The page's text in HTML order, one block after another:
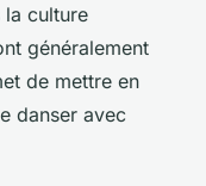
culture
généralement
de mettre en
danser avec